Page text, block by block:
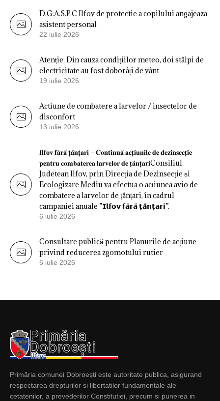
D.G.A.S.P.C Ilfov de protectie a copilului angajeaza
asistent personal
22 iulie 2026
Atenție; Din cauza condițiilor meteo, doi stâlpi de
electricitate au fost doborâți de vânt
19 iulie 2026
Actiune de combatere a larvelor / insectelor de
disconfort
13 iulie 2026
𝐈𝐥𝐟𝐨𝐯 𝐟𝐚̆𝐫𝐚̆ 𝐭̦𝐚̂𝐧𝐭̦𝐚𝐫𝐢 – 𝐂𝐨𝐧𝐭𝐢𝐧𝐮𝐚̆ 𝐚𝐜𝐭̦𝐢𝐮𝐧𝐢𝐥𝐞 𝐝𝐞 𝐝𝐞𝐳𝐢𝐧𝐬𝐞𝐜𝐭̦𝐢𝐞
𝐩𝐞𝐧𝐭𝐫𝐮 𝐜𝐨𝐦𝐛𝐚𝐭𝐞𝐫𝐞𝐚 𝐥𝐚𝐫𝐯𝐞𝐥𝐨𝐫 𝐝𝐞 𝐭̦𝐚̂𝐧𝐭̦𝐚𝐫𝐢Consiliul
Judetean Ilfov, prin Direcția de Dezinsecție și
Ecologizare Mediu va efectua o acțiunea avio de
combatere a larvelor de țânțari, în cadrul
campaniei anuale ”𝗜𝗹𝗳𝗼𝘃 𝗳𝗮̆𝗿𝗮̆ 𝘁̦𝗮̂𝗻𝘁̦𝗮𝗿𝗶”.
6 iulie 2026
Consultare publică pentru Planurile de acțiune
privind reducerea zgomotului rutier
6 iulie 2026
Primăria comunei Dobroești este autoritate publica, asigurand
respectarea drepturilor si libertatilor fundamentale ale
cetatenilor, a prevederilor Constitutiei, precum si punerea in